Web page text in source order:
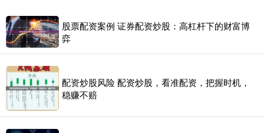
股票配资案例 证券配资炒股：高杠杆下的财富博
弈
配资炒股风险 配资炒股，看准配资，把握时机，
稳赚不赔